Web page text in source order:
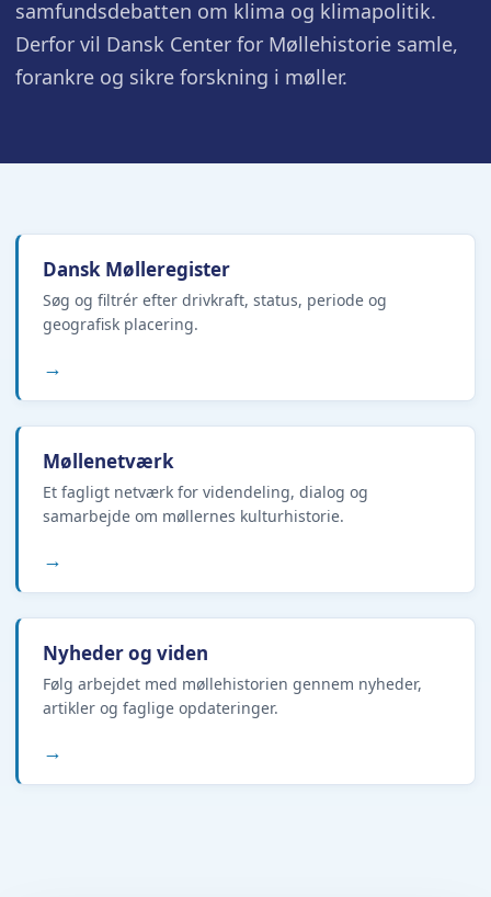
samfundsdebatten om klima og klimapolitik.
Derfor vil Dansk Center for Møllehistorie samle,
forankre og sikre forskning i møller.
Dansk Mølleregister
Søg og filtrér efter drivkraft, status, periode og
geografisk placering.
→
Møllenetværk
Et fagligt netværk for videndeling, dialog og
samarbejde om møllernes kulturhistorie.
→
Nyheder og viden
Følg arbejdet med møllehistorien gennem nyheder,
artikler og faglige opdateringer.
→